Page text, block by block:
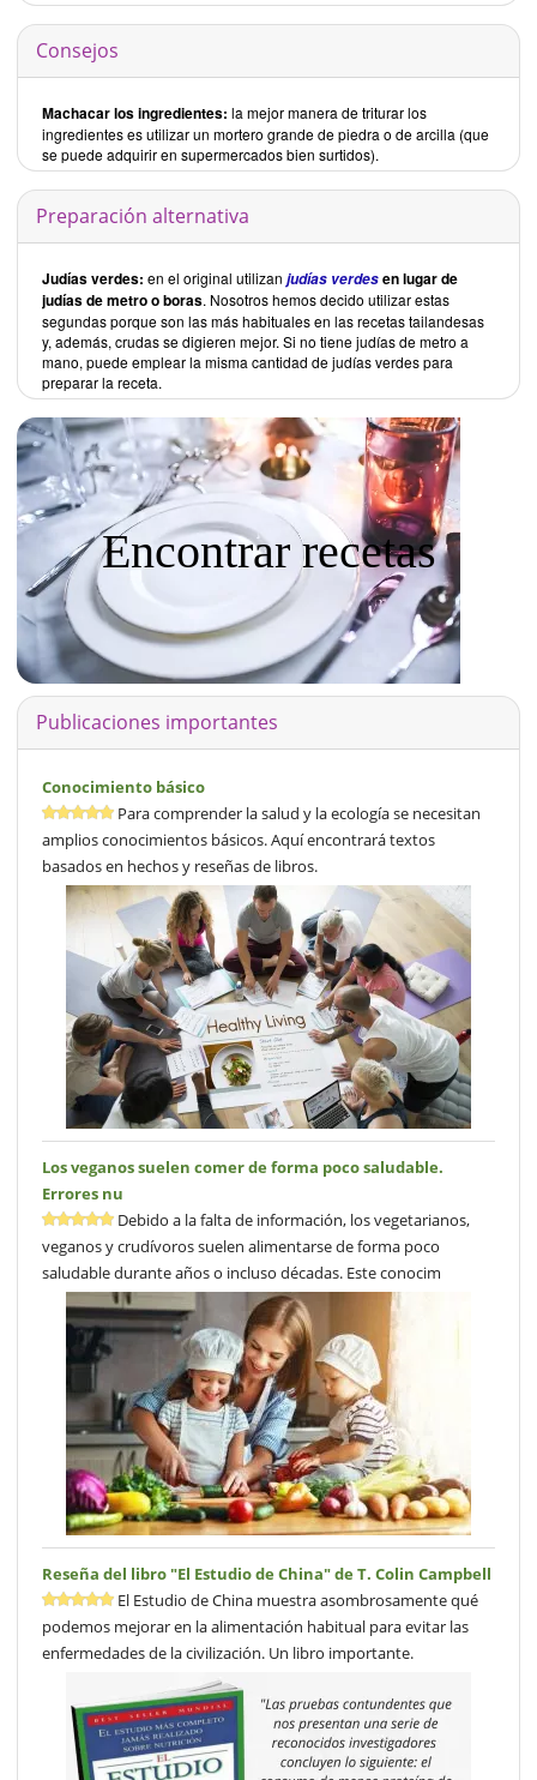
Consejos
Machacar los ingredientes: la mejor manera de triturar los
ingredientes es utilizar un mortero grande de piedra o de arcilla (que
se puede adquirir en supermercados bien surtidos).
Preparación alternativa
Judías verdes: en el original utilizan judías verdesen lugar de
judías de metro o boras. Nosotros hemos decido utilizar estas
segundas porque son las más habituales en las recetas tailandesas
y, además, crudas se digieren mejor. Si no tiene judías de metro a
mano, puede emplear la misma cantidad de judías verdes para
preparar la receta.
Encontrar recetas
Publicaciones importantes
Conocimiento básico
Para comprender la salud y la ecología se necesitan
amplios conocimientos básicos. Aquí encontrará textos
basados en hechos y reseñas de libros.
Los veganos suelen comer de forma poco saludable.
Errores nu
Debido a la falta de información, los vegetarianos,
veganos y crudívoros suelen alimentarse de forma poco
saludable durante años o incluso décadas. Este conocim
Reseña del libro "El Estudio de China" de T. Colin Campbell
El Estudio de China muestra asombrosamente qué
podemos mejorar en la alimentación habitual para evitar las
enfermedades de la civilización. Un libro importante.